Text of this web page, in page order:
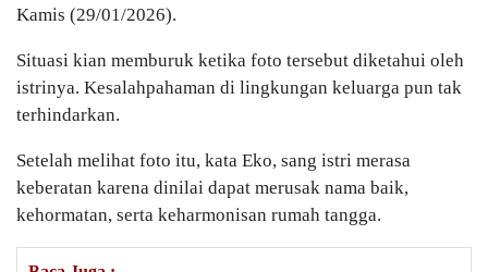
Kamis (29/01/2026).
Situasi kian memburuk ketika foto tersebut diketahui oleh
istrinya. Kesalahpahaman di lingkungan keluarga pun tak
terhindarkan.
Setelah melihat foto itu, kata Eko, sang istri merasa
keberatan karena dinilai dapat merusak nama baik,
kehormatan, serta keharmonisan rumah tangga.